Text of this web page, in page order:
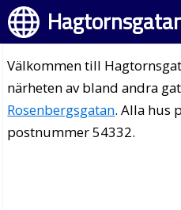
Välkommen till
närheten av bland andra
Rosenbergsgatan. Alla hus
postnummer 54332.